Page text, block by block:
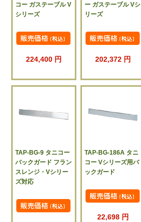
コー ガステーブル V
シリーズ
224,400 円
ー ガステーブル Vシ
リーズ
202,372 円
TAP-BG-9 タニコー
バックガード フラン
スレンジ・Vシリー
ズ対応
TAP-BG-186A タニ
コー Vシリーズ用バ
ックガード
22,698 円